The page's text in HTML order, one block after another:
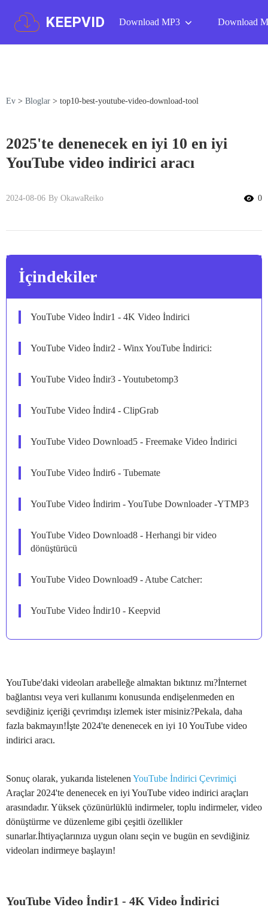
KEEPVID Download MP3 Download
Ev > Bloglar > top10-best-youtube-video-download-tool
2025'te denenecek en iyi 10 en iyi
YouTube video indirici aracı
2024-08-06 By OkawaReiko 0
İçindekiler
YouTube Video İndir1 - 4K Video İndirici
YouTube Video İndir2 - Winx YouTube İndirici:
YouTube Video İndir3 - Youtubetomp3
YouTube Video İndir4 - ClipGrab
YouTube Video Download5 - Freemake Video İndirici
YouTube Video İndir6 - Tubemate
YouTube Video İndirim - YouTube Downloader -YTMP3
YouTube Video Download8 - Herhangi bir video
dönüştürücü
YouTube Video Download9 - Atube Catcher:
YouTube Video İndir10 - Keepvid
YouTube'daki videoları arabelleğe almaktan bıktınız mı?İnternet
bağlantısı veya veri kullanımı konusunda endişelenmeden en
sevdiğiniz içeriği çevrimdışı izlemek ister misiniz?Pekala, daha
fazla bakmayın!İşte 2024'te denenecek en iyi 10 YouTube video
indirici aracı.
Sonuç olarak, yukarıda listelenen YouTube İndirici Çevrimiçi
Araçlar 2024'te denenecek en iyi YouTube video indirici araçları
arasındadır. Yüksek çözünürlüklü indirmeler, toplu indirmeler, video
dönüştürme ve düzenleme gibi çeşitli özellikler
sunarlar.İhtiyaçlarınıza uygun olanı seçin ve bugün en sevdiğiniz
videoları indirmeye başlayın!
YouTube Video İndir1 - 4K Video İndirici